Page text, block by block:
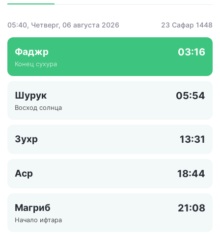
05:40, Четверг, 06 августа 2026 23 Сафар 1448
Фаджр 03:16
Конец сухура
Шурук 05:54
Восход солнца
Зухр 13:31
Аср 18:44
Магриб 21:08
Начало ифтара